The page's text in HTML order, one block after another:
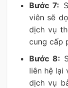
Bước 7:
viên sẽ
dịch vụ
cung cấp
Bước 8:
liên hệ lại
dịch vụ